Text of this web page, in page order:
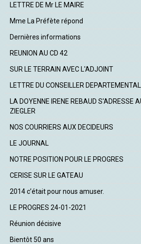
LETTRE DE Mr LE MAIRE
Mme La Préfète répond
Dernières informations
REUNION AU CD 42
SUR LE TERRAIN AVEC L'ADJOINT
LETTRE DU CONSEILLER DEPARTEMENTAL
LA DOYENNE IRENE REBAUD S'ADRESSE
ZIEGLER
NOS COURRIERS AUX DECIDEURS
LE JOURNAL
NOTRE POSITION POUR LE PROGRES
CERISE SUR LE GATEAU
2014 c’était pour nous amuser.
LE PROGRES 24-01-2021
Réunion décisive
Bientôt 50 ans